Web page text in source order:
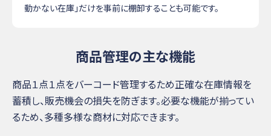
動かない在庫」だけを事前に棚卸することも可能です。
商品管理の主な機能
商品１点１点をバーコード管理するため正確な在庫情報を
蓄積し、販売機会の損失を防ぎます。必要な機能が揃ってい
るため、多種多様な商材に対応できます。